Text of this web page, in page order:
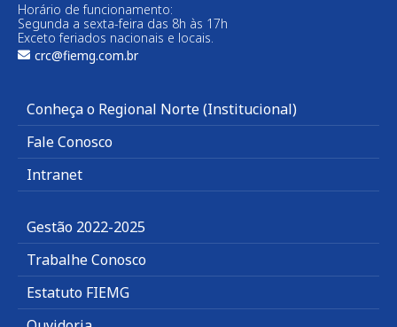
Horário de funcionamento:
Segunda a sexta-feira das 8h às 17h
Exceto feriados nacionais e locais.
crc@fiemg.com.br
Conheça o Regional Norte (Institucional)
Fale Conosco
Intranet
Gestão 2022-2025
Trabalhe Conosco
Estatuto FIEMG